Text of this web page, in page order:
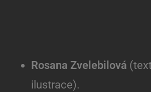
Rosana Zvelebilová
ilustrace).